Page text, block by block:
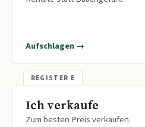
Aufschlagen →
Ich verkaufe
Zum besten Preis verkaufen.